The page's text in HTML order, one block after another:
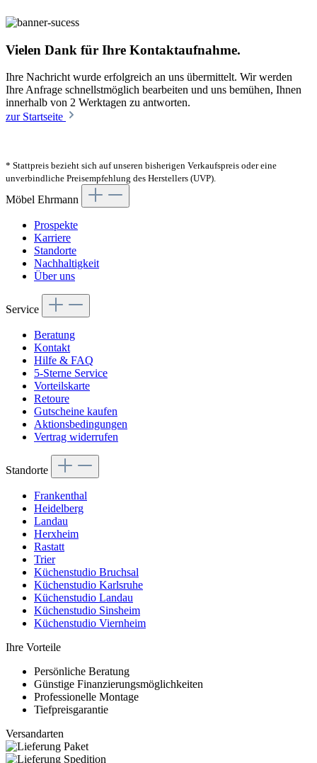
Vielen Dank für Ihre Kontaktaufnahme.
Ihre Nachricht wurde erfolgreich an uns übermittelt. Wir werden
Ihre Anfrage schnellstmöglich bearbeiten und uns bemühen, Ihnen
innerhalb von 2 Werktagen zu antworten.
zur Startseite
* Stattpreis bezieht sich auf unseren bisherigen Verkaufspreis oder eine
unverbindliche Preisempfehlung des Herstellers (UVP).
Möbel Ehrmann
Prospekte
Karriere
Standorte
Nachhaltigkeit
Über uns
Service
Beratung
Kontakt
Hilfe & FAQ
5-Sterne Service
Vorteilskarte
Retoure
Gutscheine kaufen
Aktionsbedingungen
Vertrag widerrufen
Standorte
Frankenthal
Heidelberg
Landau
Herxheim
Rastatt
Trier
Küchenstudio Bruchsal
Küchenstudio Karlsruhe
Küchenstudio Landau
Küchenstudio Sinsheim
Küchenstudio Viernheim
Ihre Vorteile
Persönliche Beratung
Günstige Finanzierungsmöglichkeiten
Professionelle Montage
Tiefpreisgarantie
Versandarten